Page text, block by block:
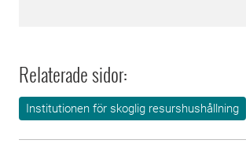
Relaterade sidor:
Institutionen för skoglig resurshushållning